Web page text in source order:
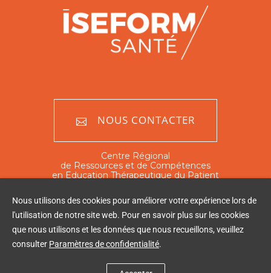
NOUS CONTACTER
Centre Régional
de Ressources et de Compétences
en Education Thérapeutique du Patient
351 rue Ambroise Paré
Tél : 03 20 16 03 60
Nous utilisons des cookies pour améliorer votre expérience lors de
l'utilisation de notre site web. Pour en savoir plus sur les cookies
que nous utilisons et les données que nous recueillons, veuillez
consulter Paramètres de confidentialité.